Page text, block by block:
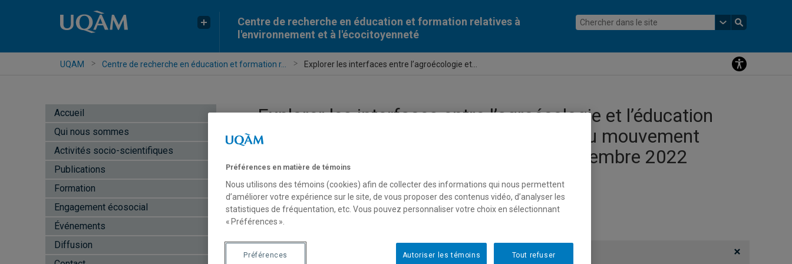
Centre de recherche en éducation et formation relatives à
l'environnement et à l'écocitoyenneté
UQAM Centre de recherche en éducation et formation r... Explorer les interfaces entre l’agroécologie et...
Accueil
Qui nous sommes
Activités socio-scientifiques
Publications
Formation
Engagement écosocial
Événements
Diffusion
Explorer les interfaces entre l’agroécologie et l’éducation
relative à l’environnement. Les apports du mouvement
social agroécologique | Séminaire | 9 novembre 2022
Visionner l’enregistrement du séminaire
Préférences en matière de témoins
Nous utilisons des témoins (cookies) afin de collecter des informations qui nous permettent
d’améliorer votre expérience sur le site, de vous proposer des contenus vidéo, d’analyser les
statistiques de fréquentation, etc. Vous pouvez personnaliser votre choix en sélectionnant
« Préférences ».
Tout refuser
Autoriser les témoins
Préférences